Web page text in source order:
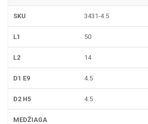
3431-4.5
50
14
4.5
4.5